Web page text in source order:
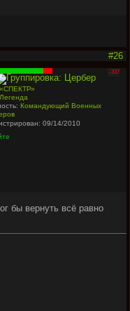
#26
-337
«СПЕКТР»
Легенда
Командующий Военных
09/14/2010
бы вернуть всё равно